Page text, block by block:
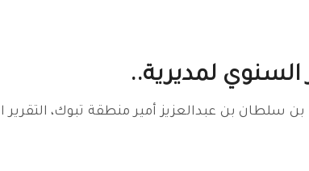
السنوي لمديرية..
بن عبدالعزيز أمير منطقة تبوك، التقرير